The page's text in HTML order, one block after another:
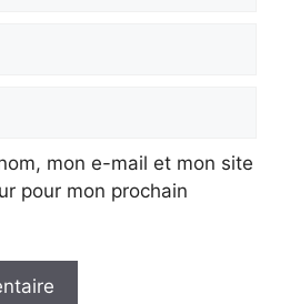
mon e-mail et mon site
pour mon prochain